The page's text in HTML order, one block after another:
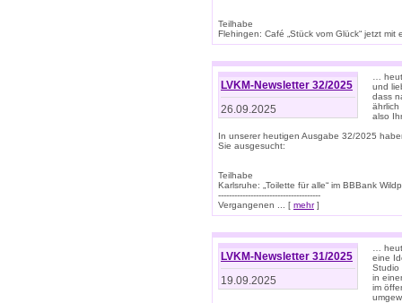
Teilhabe
Flehingen: Café „Stück vom Glück“ jetzt mit
LVKM-Newsletter 32/2025
26.09.2025
…
und
dass
ährlich
also
In unserer heutigen Ausgabe 32/2025
Sie ausgesucht:
Teilhabe
Karlsruhe: „Toilette für alle“ im BBBank
--------------------------------------
Vergangenen ... [ mehr]
LVKM-Newsletter 31/2025
19.09.2025
…
eine
Studio
in
im